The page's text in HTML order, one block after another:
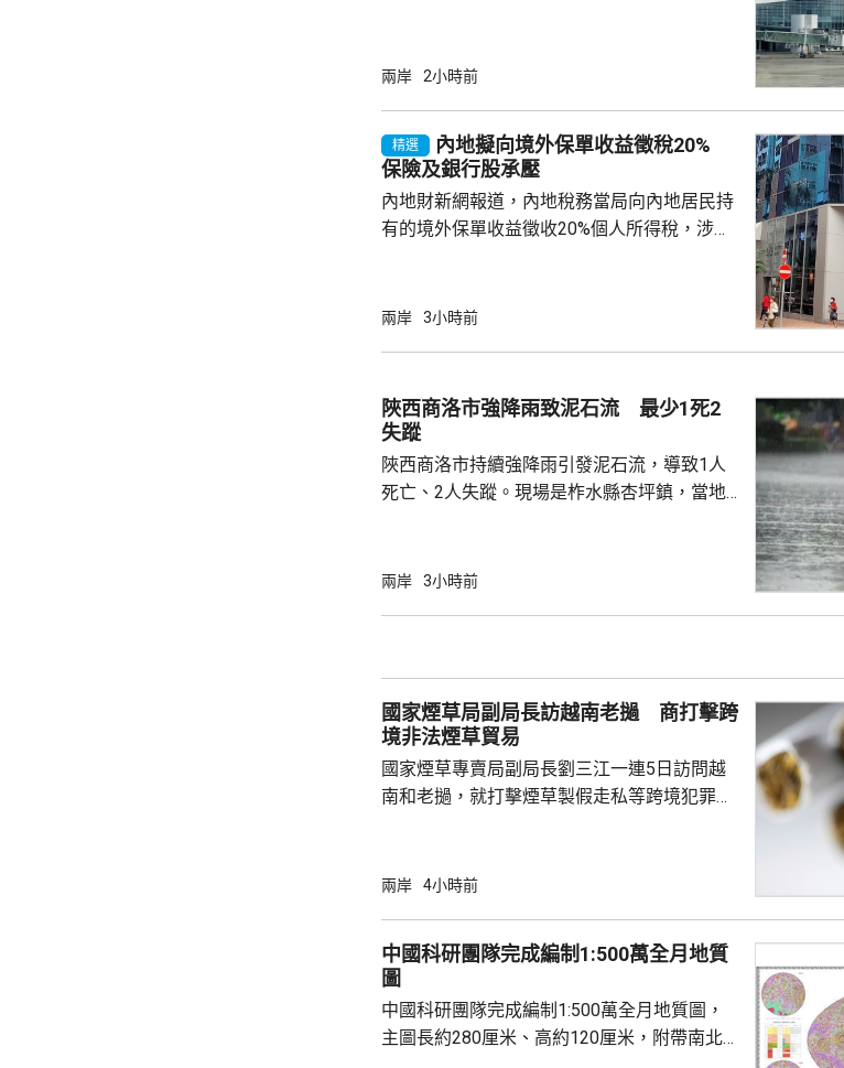
政策要求和當地法律規定，簽訂正規勞務合
和高薪誘惑，輕易跳槽。 使館呼籲，要特別關
注以色列方面對「打黑工」行為，正採取越來
越嚴厲的清理整頓和打擊，凡被查處者均會...
兩岸 2小時前
精選
內地擬向境外保單收益徵稅20%
保險及銀行股承壓
內地財新網報道，內地稅務當局向內地居民持
有的境外保單收益徵收20%個人所得稅，涉及
施未普遍推行，具體適用範圍有待官方說明。
保單分紅，以及預繳保費所產生的利息收益，
被視為是堵塞長期存在的跨境稅務監管漏洞，
兩岸 3小時前
陜西商洛市強降雨致泥石流 最少1死2
失蹤
陜西商洛市持續強降雨引發泥石流，導致1人
死亡、2人失蹤。現場是柞水縣杏坪鎮，當地
連場暴雨由上周四開始，累計最大降雨量
市潼關縣亦傳出災情，有山泥傾瀉導致民房倒
塌，最少1人失蹤，當局正搜...
兩岸 3小時前
國家煙草局副局長訪越南老撾 商打擊跨
境非法煙草貿易
國家煙草專賣局副局長劉三江一連5日訪問越
南和老撾，就打擊煙草製假走私等跨境犯罪和
工作會談，就加強執法協作和情報信息互通、
三江說，希望充分發揮北部灣海域聯合巡邏機
制作用，深化信息共享和情報互通。 劉三江在
老撾亦與當地公安部有關負責人舉行工作...
兩岸 4小時前
中國科研團隊完成編制1:500萬全月地質
圖
中國科研團隊完成編制1:500萬全月地質圖，
主圖長約280厘米、高約120厘米，附帶南北